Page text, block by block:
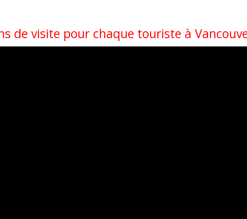
de visite pour chaque touriste à